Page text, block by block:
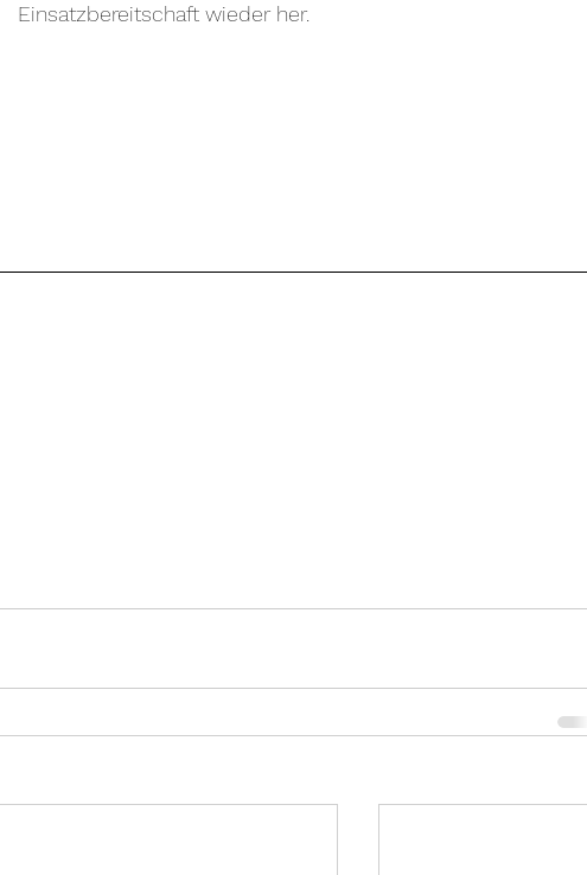
Einsatzbereitschaft wieder her.